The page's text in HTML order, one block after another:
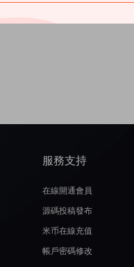
服務支持
在線開通會員
源碼投稿發布
米币在線充值
帳戶密碼修改